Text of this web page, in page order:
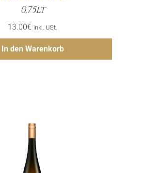
0,75lt
13.00€ inkl. USt.
In den Warenkorb
Menge
Hinzufügen